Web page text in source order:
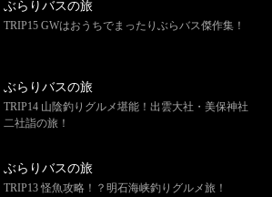
ぶらりバスの旅
TRIP15 GWはおうちでまったりぶらバス傑作集！
ぶらりバスの旅
TRIP14 山陰釣りグルメ堪能！出雲大社・美保神社
二社詣の旅！
ぶらりバスの旅
TRIP13 怪魚攻略！？明石海峡釣りグルメ旅！